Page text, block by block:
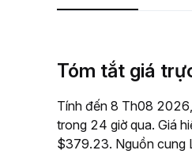
Tóm tắt giá
Tính đến 8 Th08
trong 24 giờ qua. Giá
$379.23. Nguồn cung